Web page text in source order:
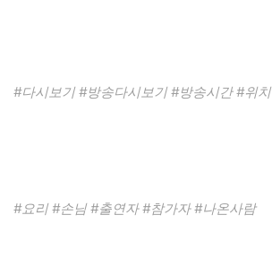
#다시보기 #방송다시보기 #방송시간 #위치
#요리 #손님 #출연자 #참가자 #나온사람